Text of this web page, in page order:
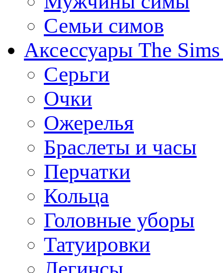
Семьи симов
Аксессуары The
Серьги
Очки
Ожерелья
Браслеты и часы
Перчатки
Кольца
Головные уборы
Татуировки